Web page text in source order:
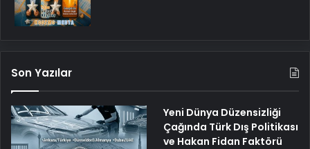
Son Yazılar
Yeni Dünya Düzensizliği
Çağında Türk Dış Politikası
ve Hakan Fidan Faktörü